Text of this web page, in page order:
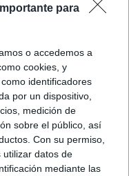
para
o accedemos a
cookies, y
identificadores
por un dispositivo,
medición de
sobre el público, así
Con su permiso,
utilizar datos de
mediante las